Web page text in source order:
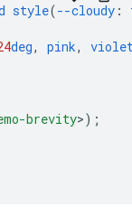
style(--cloudy :
deg, pink,
brevity>);